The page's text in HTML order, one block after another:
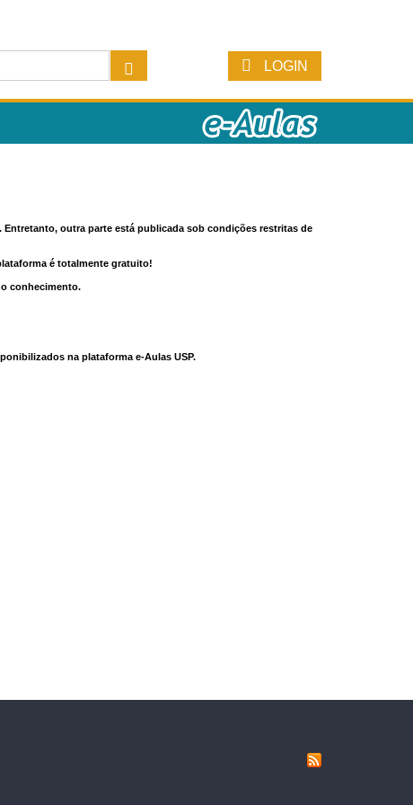
LOGIN
outra parte está publicada sob condições restritas de
é totalmente gratuito!
conhecimento.
na plataforma e-Aulas USP.